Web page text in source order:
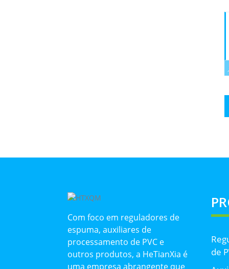
Com foco em reguladores de
espuma, auxiliares de
processamento de PVC e
outros produtos, a HeTianXia é
uma empresa abrangente que
de